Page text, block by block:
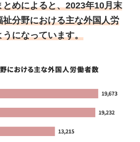
めによると、2023年10月末
分野における主な外国人労
になっています。